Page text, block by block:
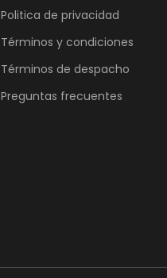
Politica de privacidad
Términos y condiciones
Términos de despacho
Preguntas frecuentes